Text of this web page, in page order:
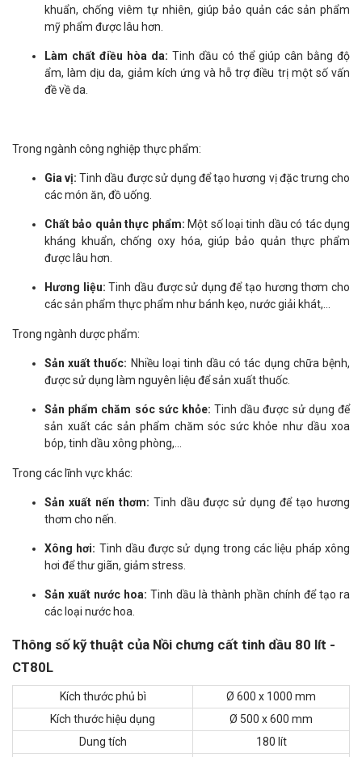
khuẩn, chống viêm tự nhiên, giúp bảo quản các sản phẩm
mỹ phẩm được lâu hơn.
Làm chất điều hòa da: Tinh dầu có thể giúp cân bằng độ
ẩm, làm dịu da, giảm kích ứng và hỗ trợ điều trị một số vấn
đề về da.
Trong ngành công nghiệp thực phẩm:
Gia vị: Tinh dầu được sử dụng để tạo hương vị đặc trưng cho
các món ăn, đồ uống.
Chất bảo quản thực phẩm: Một số loại tinh dầu có tác dụng
kháng khuẩn, chống oxy hóa, giúp bảo quản thực phẩm
được lâu hơn.
Hương liệu: Tinh dầu được sử dụng để tạo hương thơm cho
các sản phẩm thực phẩm như bánh kẹo, nước giải khát,...
Trong ngành dược phẩm:
Sản xuất thuốc: Nhiều loại tinh dầu có tác dụng chữa bệnh,
được sử dụng làm nguyên liệu để sản xuất thuốc.
Sản phẩm chăm sóc sức khỏe: Tinh dầu được sử dụng để
sản xuất các sản phẩm chăm sóc sức khỏe như dầu xoa
bóp, tinh dầu xông phòng,...
Trong các lĩnh vực khác:
Sản xuất nến thơm: Tinh dầu được sử dụng để tạo hương
thơm cho nến.
Xông hơi: Tinh dầu được sử dụng trong các liệu pháp xông
hơi để thư giãn, giảm stress.
Sản xuất nước hoa: Tinh dầu là thành phần chính để tạo ra
các loại nước hoa.
Thông số kỹ thuật của Nồi chưng cất tinh dầu 80 lít -
CT80L
Kích thước phủ bì
Ø 600 x 1000 mm
Kích thước hiệu dụng
Ø 500 x 600 mm
Dung tích
180 lít